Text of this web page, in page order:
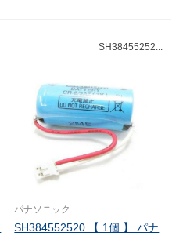
SH38455252...
パナソニック
SH384552520 【 1個 】 パナ